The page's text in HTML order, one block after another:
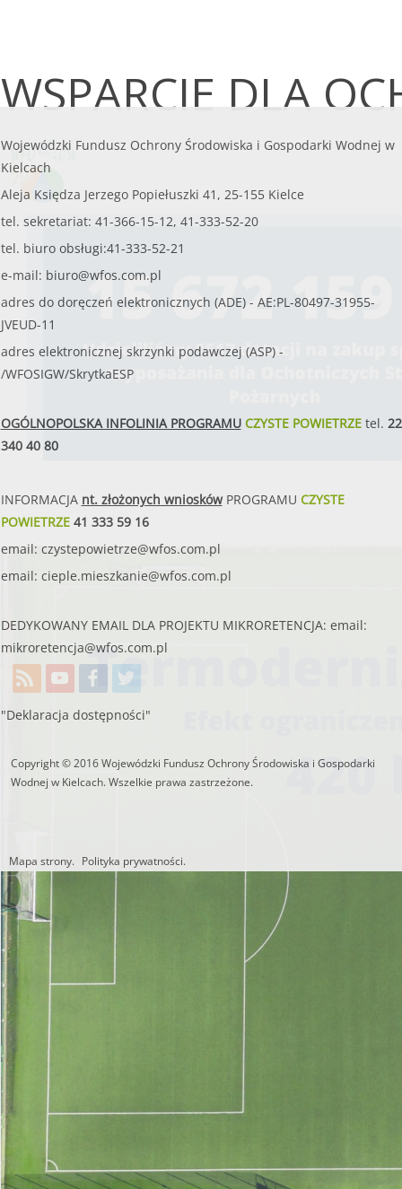
WSPARCIE DLA
Konsultanci obsługujący infolinię,
o programie oraz wyjaśniać
22 340 40 80
https://
Wojewódzki Fundusz Ochrony Środowiska i Gospodarki Wodnej w
Kielcach
Aleja Księdza Jerzego Popiełuszki 41, 25-155 Kielce
tel. sekretariat: 41-366-15-12, 41-333-52-20
tel. biuro obsługi:41-333-52-21
e-mail: biuro@wfos.com.pl
adres do doręczeń elektronicznych (ADE) - AE:PL-80497-31955-
JVEUD-11
adres elektronicznej skrzynki podawczej (ASP) -
/WFOSIGW/SkrytkaESP
OGÓLNOPOLSKA INFOLINIA PROGRAMUCZYSTE POWIETRZEtel. 22
340 40 80
INFORMACJA nt. złożonych wnioskówPROGRAMU CZYSTE
POWIETRZE41 333 59 16
email: czystepowietrze@wfos.com.pl
email: cieple.mieszkanie@wfos.com.pl
DEDYKOWANY EMAIL DLA PROJEKTU MIKRORETENCJA: email:
mikroretencja@wfos.com.pl
"Deklaracja dostępności"
Copyright © 2016 Wojewódzki Fundusz Ochrony Środowiska i Gospodarki
Wodnej w Kielcach. Wszelkie prawa zastrzeżone.
Mapa strony. Polityka prywatności.